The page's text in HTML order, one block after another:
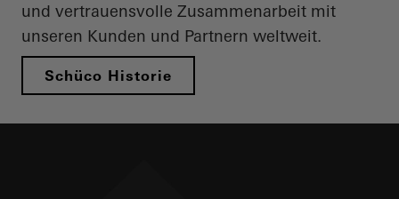
und vertrauensvolle Zusammenarbeit mit
unseren Kunden und Partnern weltweit.
Schüco Historie